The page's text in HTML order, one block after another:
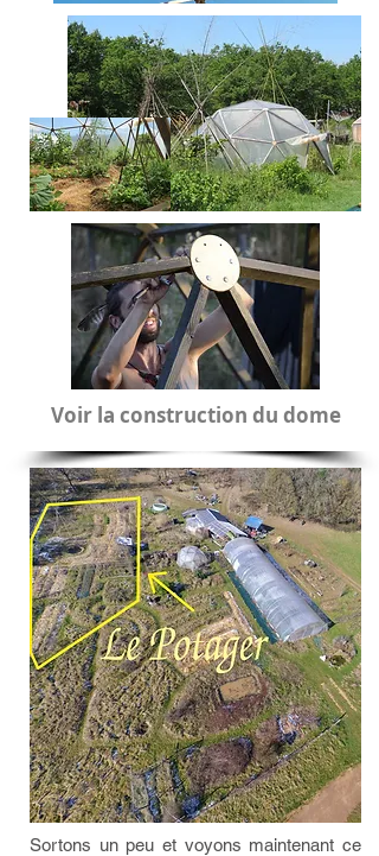
Voir la construction du dome
Sortons un peu et voyons maintenant ce